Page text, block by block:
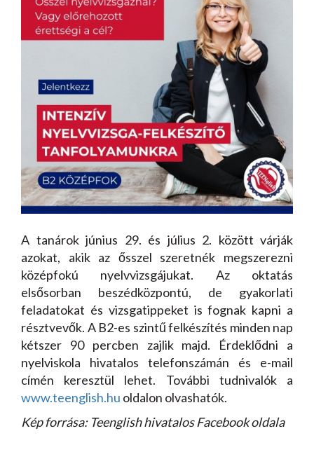
A tanárok június 29. és július 2. között várják
azokat, akik az ősszel szeretnék megszerezni
középfokú nyelvvizsgájukat. Az oktatás
elsősorban beszédközpontú, de gyakorlati
feladatokat és vizsgatippeket is fognak kapni a
résztvevők. A B2-es szintű felkészítés minden nap
kétszer 90 percben zajlik majd. Érdeklődni a
nyelviskola hivatalos telefonszámán és e-mail
címén keresztül lehet. További tudnivalók a
www.teenglish.hu oldalon olvashatók.
Kép forrása: Teenglish hivatalos Facebook oldala